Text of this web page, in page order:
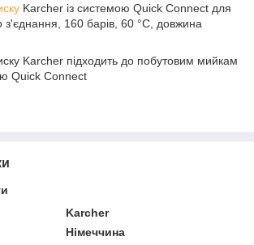
Karcher із системою Quick Connect для
з'єднання, 160 барів, 60 °C, довжина
Karcher підходить до побутовим мийкам
Quick Connect
Karcher
Німеччина